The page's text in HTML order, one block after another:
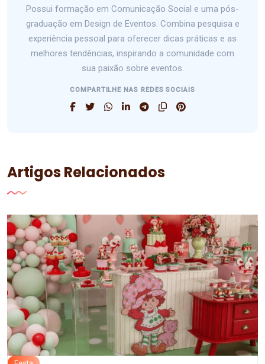
Possui formação em Comunicação Social e uma pós-
graduação em Design de Eventos. Combina pesquisa e
experiência pessoal para oferecer dicas práticas e as
melhores tendências, inspirando a comunidade com
sua paixão sobre eventos.
COMPARTILHE NAS REDES SOCIAIS
Artigos Relacionados